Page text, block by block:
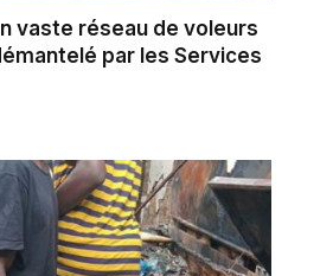
vaste réseau de voleurs
par les Services